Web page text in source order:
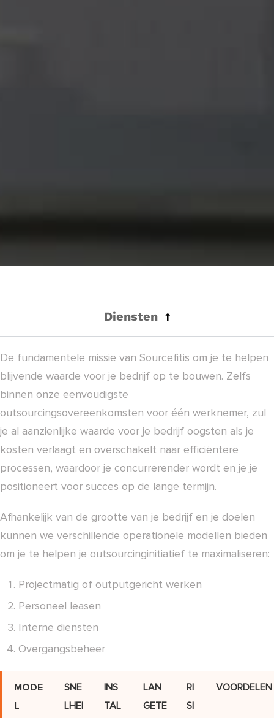
Diensten
De fundamentele missie van Sourcefitis om je te helpen
blijvende waarde voor je bedrijf op te bouwen. Zelfs
binnen onze eenvoudigste
outsourcingsovereenkomsten voor één werknemer, zul
je al aanzienlijke waarde voor je bedrijf oogsten als je
kosten verlaagt en overschakelt naar efficiëntere
processen, waardoor je concurrerender wordt en je je
positioneert voor succes op de lange termijn.
Afhankelijk van de grootte van je bedrijf en je doelen
kunnen we verschillende operationele modellen bieden
om je te helpen je outsourcinginitiatief te maximaliseren:
Projectmatig of outputgericht werken
Personeel leasen
Interne diensten
Overgangsbeheer
MODE
L
SNE
LHEI
INS
TAL
LAN
GETE
RI
SI
VOORDELEN